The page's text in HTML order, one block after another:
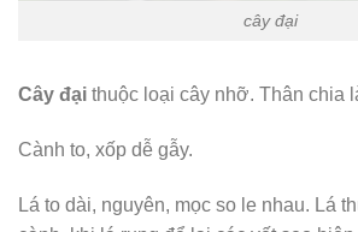
cây đại
Cây đại thuộc loại cây nhỡ. Thân chia
Cành to, xốp dễ gẫy.
Lá to dài, nguyên, mọc so le nhau. Lá